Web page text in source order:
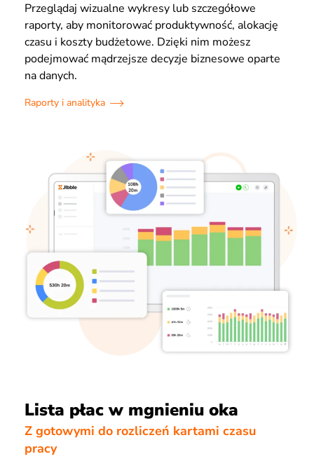
Przeglądaj wizualne wykresy lub szczegółowe
raporty, aby monitorować produktywność, alokację
czasu i koszty budżetowe. Dzięki nim możesz
podejmować mądrzejsze decyzje biznesowe oparte
na danych.
Raporty i analityka
Lista płac w mgnieniu oka
Z gotowymi do rozliczeń kartami czasu
pracy